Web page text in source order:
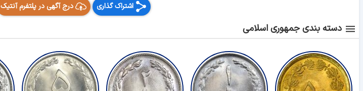
اشتراک گذاری درج آگهی در پلتفرم آنتیک
دسته بندی جمهوری اسلامی